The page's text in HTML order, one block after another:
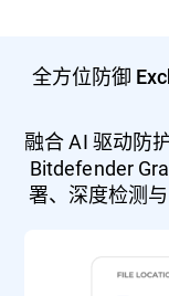
全方位防御
融合 AI 驱动防
Bitdefender
署、深度检测